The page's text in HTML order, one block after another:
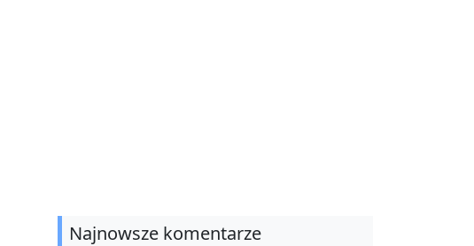
Najnowsze komentarze